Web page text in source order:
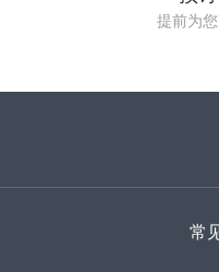
提前为
常